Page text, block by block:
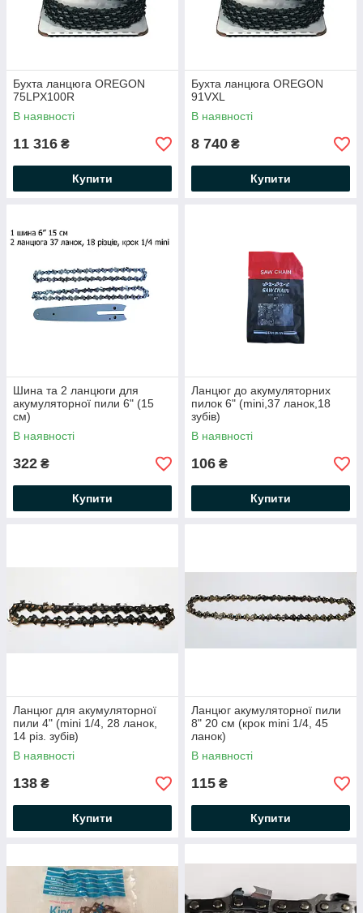
Бухта ланцюга OREGON
75LPX100R
В наявності
11 316 ₴
Купити
Бухта ланцюга OREGON
91VXL
В наявності
8 740 ₴
Купити
Шина та 2 ланцюги для
акумуляторної пили 6" (15
см)
В наявності
322 ₴
Купити
Ланцюг до акумуляторних
пилок 6" (mini,37 ланок,18
зубів)
В наявності
106 ₴
Купити
Ланцюг для акумуляторної
пили 4" (mini 1/4, 28 ланок,
14 різ. зубів)
В наявності
138 ₴
Купити
Ланцюг акумуляторної пили
8" 20 см (крок mini 1/4, 45
ланок)
В наявності
115 ₴
Купити